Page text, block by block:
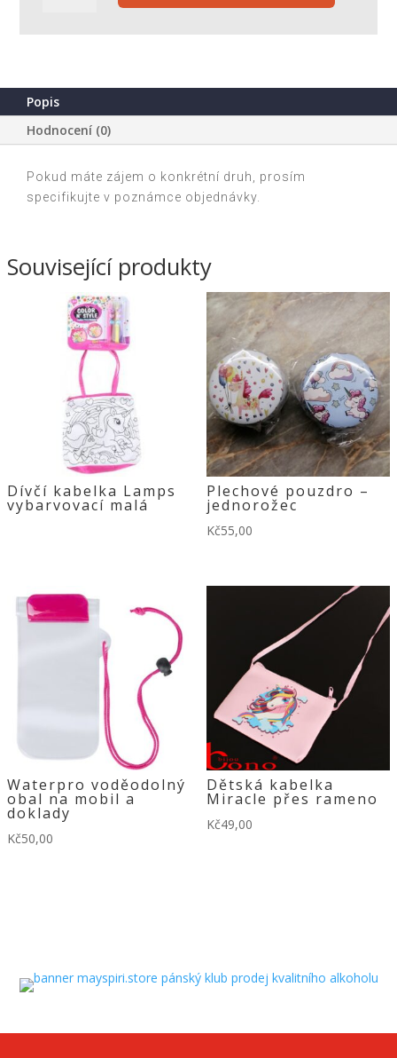
-
zvířátka
na
netkaná
textílie
Popis
Hodnocení (0)
Pokud máte zájem o konkrétní druh, prosím
specifikujte v poznámce objednávky.
Související produkty
Dívčí kabelka Lamps
vybarvovací malá
Plechové pouzdro –
jednorožec
Kč55,00
Waterpro voděodolný
obal na mobil a
doklady
Kč50,00
Dětská kabelka
Miracle přes rameno
Kč49,00